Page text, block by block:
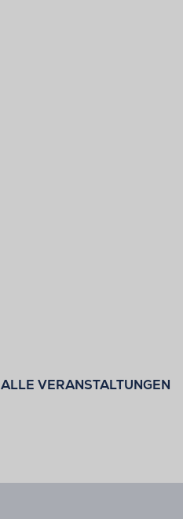
ALLE VERANSTALTUNGEN